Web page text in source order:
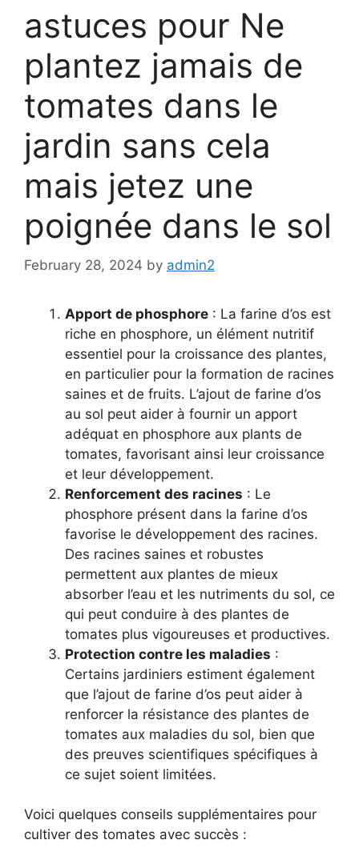
astuces pour Ne
plantez jamais de
tomates dans le
jardin sans cela
mais jetez une
poignée dans le sol
February 28, 2024 by admin2
Apport de phosphore : La farine d’os est
riche en phosphore, un élément nutritif
essentiel pour la croissance des plantes,
en particulier pour la formation de racines
saines et de fruits. L’ajout de farine d’os
au sol peut aider à fournir un apport
adéquat en phosphore aux plants de
tomates, favorisant ainsi leur croissance
et leur développement.
Renforcement des racines : Le
phosphore présent dans la farine d’os
favorise le développement des racines.
Des racines saines et robustes
permettent aux plantes de mieux
absorber l’eau et les nutriments du sol, ce
qui peut conduire à des plantes de
tomates plus vigoureuses et productives.
Protection contre les maladies :
Certains jardiniers estiment également
que l’ajout de farine d’os peut aider à
renforcer la résistance des plantes de
tomates aux maladies du sol, bien que
des preuves scientifiques spécifiques à
ce sujet soient limitées.
Voici quelques conseils supplémentaires pour
cultiver des tomates avec succès :